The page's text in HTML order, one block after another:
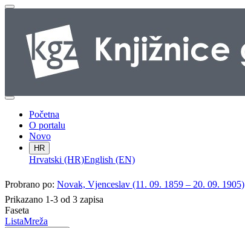
Početna
O portalu
Novo
HR
Hrvatski (HR)English (EN)
Probrano po: Novak, Vjenceslav (11. 09. 1859 – 20. 09. 1905)
Prikazano 1-3 od 3 zapisa
Faseta
ListaMreža